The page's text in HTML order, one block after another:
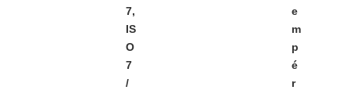
7,
IS
O
7
/
e
m
p
é
r